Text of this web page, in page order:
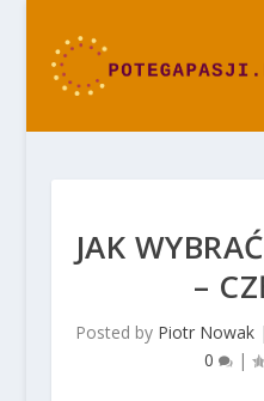
JAK
–
Posted by Piotr Nowak|
0
|